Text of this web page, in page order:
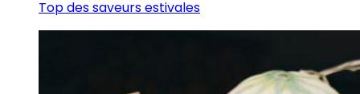
Top des saveurs estivales